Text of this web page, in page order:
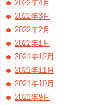
2022年4月
2022年3月
2022年2月
2022年1月
2021年12月
2021年11月
2021年10月
2021年9月